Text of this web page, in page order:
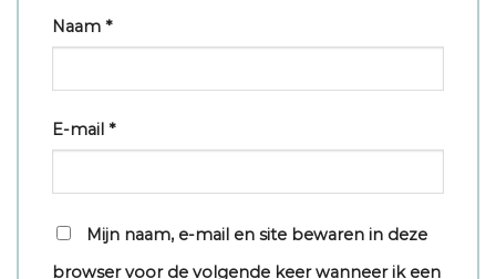
Naam *
E-mail *
Mijn naam, e-mail en site bewaren in deze
browser voor de volgende keer wanneer ik een